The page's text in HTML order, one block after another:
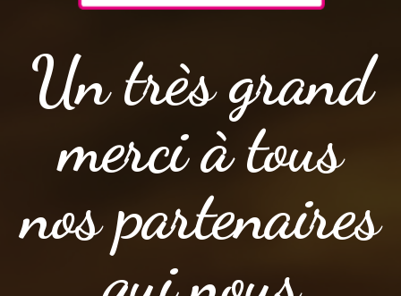
Un très grand
merci à tous
nos partenaires